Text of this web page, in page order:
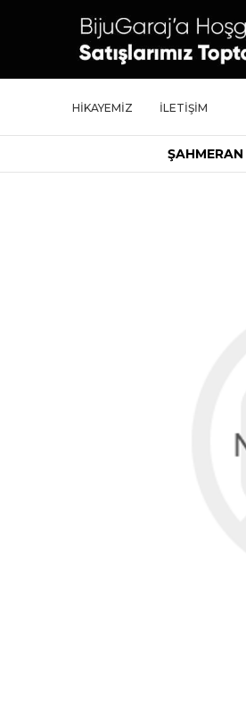
HİKAYEMİZ İLETİŞİM
ŞAHMERAN